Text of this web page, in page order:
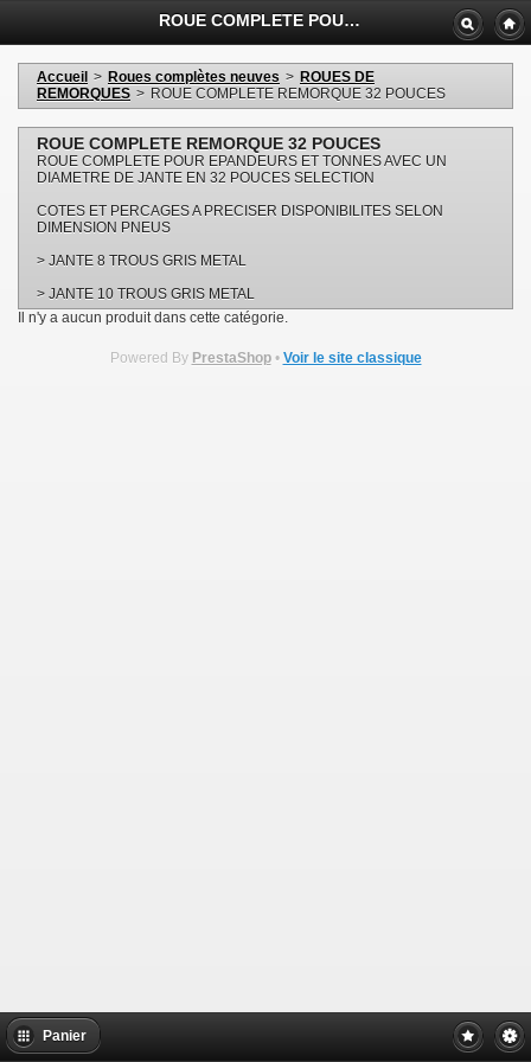
ROUE COMPLETE POUR EPANDEURS ET TONNES AVEC UN DIAMETRE DE JANTE EN 32 POUCES SELECTION - AGRIGOM SAS
Accueil > Roues complètes neuves > ROUES DE
REMORQUES > ROUE COMPLETE REMORQUE 32 POUCES
ROUE COMPLETE REMORQUE 32 POUCES
ROUE COMPLETE POUR EPANDEURS ET TONNES AVEC UN
DIAMETRE DE JANTE EN 32 POUCES SELECTION
COTES ET PERCAGES A PRECISER DISPONIBILITES SELON
DIMENSION PNEUS
> JANTE 8 TROUS GRIS METAL
> JANTE 10 TROUS GRIS METAL
Il n'y a aucun produit dans cette catégorie.
Powered By PrestaShop• Voir le site classique
Panier